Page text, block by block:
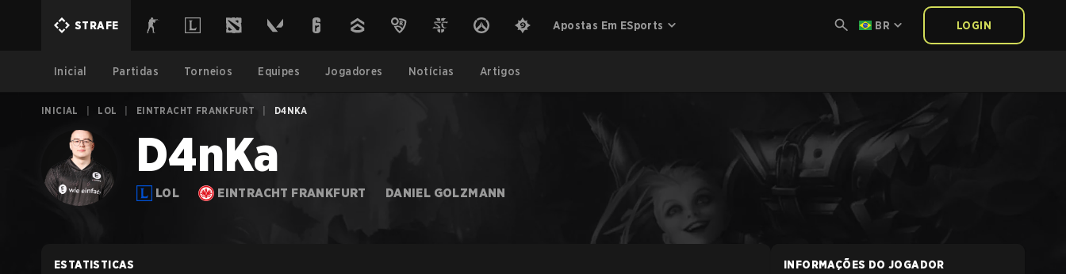
STRAFE Apostas Em ESports BR LOGIN
Inicial Partidas Torneios Equipes Jogadores Notícias Artigos
INICIAL LOL EINTRACHT FRANKFURT D4NKA
D4nKa
LOL EINTRACHT FRANKFURT DANIEL GOLZMANN
ESTATISTICAS INFORMAÇÕES DO JOGADOR